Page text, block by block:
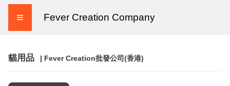
≡ Fever Creation Company
貓用品 | Fever Creation批發公司(香港)